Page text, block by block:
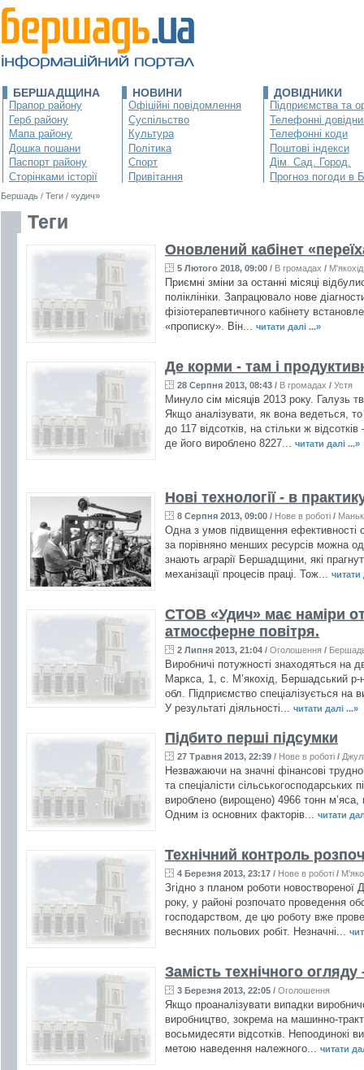
БЕРШАДЩИНА
Прапор району
Герб району
Мапа району
Дошка пошани
Паспорт району
Сторінками історії
НОВИНИ
Офіційні повідомлення
Суспільство
Культура
Політика
Спорт
Привітання
ДОВІДНИКИ
Підприємства та
Телефонні
Телефонні коди
Поштові індекси
Дім. Сад. Город.
Прогноз погоди в
Бершадь / Теги / «удич»
Теги
Оновлений кабінет
5 Лютого 2018, 09:00 / В громадах / М'якохід
Приємні зміни за останні місяці
поліклініки. Запрацювало нове
фізіотерапевтичного кабінету
«прописку». Він... читати далі ...»
Де корми - там і
28 Серпня 2013, 08:43 / В громадах / Устя
Минуло сім місяців 2013 року. Галузь
Якщо аналізувати, як вона ведеться,
до 117 відсотків, на стільки ж
де його вироблено 8227... читати далі ...»
Нові технології - в
8 Серпня 2013, 09:00 / Нове в роботі /
Одна з умов підвищення ефективності
за порівняно менших ресурсів можна
знають аграрії Бершадщини, які
механізації процесів праці. Тож... читати
СТОВ «Удич» має наміри
атмосферне повітря.
2 Липня 2013, 21:04 / Оголошення /
Виробничі потужності знаходяться
Маркса, 1, с. М’якохід, Бершадський
обл. Підприємство спеціалізується на
У результаті діяльності... читати далі ...»
Підбито перші підсумки
27 Травня 2013, 22:39 / Нове в роботі /
Незважаючи на значні фінансові
та спеціалісти сільськогосподарських
вироблено (вирощено) 4966 тонн м’яса,
Одним із основних факторів... читати
Технічний контроль
4 Березня 2013, 23:17 / Нове в роботі /
Згідно з планом роботи новоствореної
року, у районі розпочато проведення
господарством, де цю роботу вже
весняних польових робіт. Незначні...
Замість технічного
3 Березня 2013, 22:05 / Оголошення
Якщо проаналізувати випадки
виробництво, зокрема на машинно-
восьмидесяти відсотків. Непоодинокі
метою наведення належного... читати